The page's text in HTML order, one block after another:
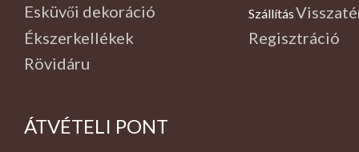
Esküvői dekoráció
Ékszerkellékek
Rövidáru
Szállítás
Regisztráció
ÁTVÉTELI PONT